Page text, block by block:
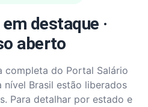
destaque ·
aberto
completa do Portal Salário
nível Brasil estão liberados
Para detalhar por estado e